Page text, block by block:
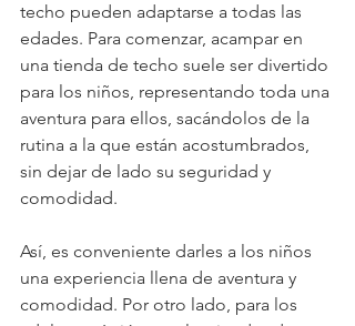
techo pueden adaptarse a todas las
edades. Para comenzar, acampar en
una tienda de techo suele ser divertido
para los niños, representando toda una
aventura para ellos, sacándolos de la
rutina a la que están acostumbrados,
sin dejar de lado su seguridad y
comodidad.
Así, es conveniente darles a los niños
una experiencia llena de aventura y
comodidad. Por otro lado, para los